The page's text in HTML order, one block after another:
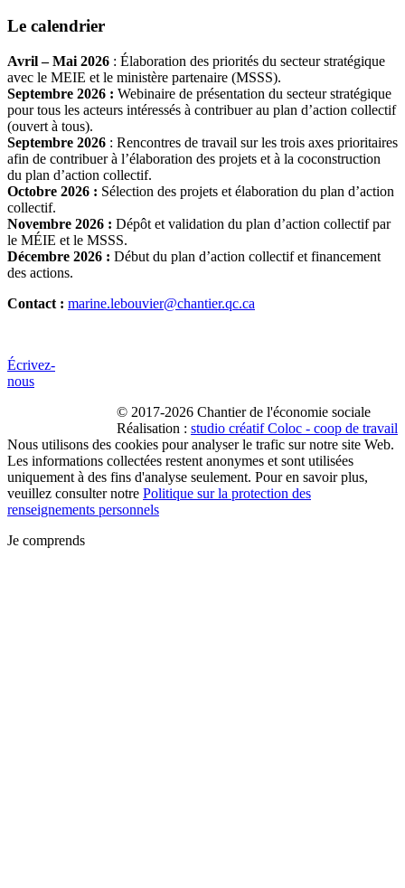
Le calendrier
Avril – Mai 2026 : Élaboration des priorités du secteur stratégique
avec le MEIE et le ministère partenaire (MSSS).
Septembre 2026 : Webinaire de présentation du secteur stratégique
pour tous les acteurs intéressés à contribuer au plan d’action collectif
(ouvert à tous).
Septembre 2026 : Rencontres de travail sur les trois axes prioritaires
afin de contribuer à l’élaboration des projets et à la coconstruction
du plan d’action collectif.
Octobre 2026 : Sélection des projets et élaboration du plan d’action
collectif.
Novembre 2026 : Dépôt et validation du plan d’action collectif par
le MÉIE et le MSSS.
Décembre 2026 : Début du plan d’action collectif et financement
des actions.
Contact : marine.lebouvier@chantier.qc.ca
Écrivez-
nous
© 2017-2026 Chantier de l'économie sociale
Réalisation : studio créatif Coloc - coop de travail
Nous utilisons des cookies pour analyser le trafic sur notre site Web.
Les informations collectées restent anonymes et sont utilisées
uniquement à des fins d'analyse seulement. Pour en savoir plus,
veuillez consulter notre Politique sur la protection des
renseignements personnels
Je comprends